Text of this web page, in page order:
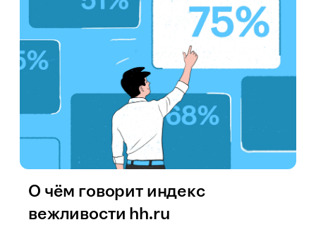
О чём говорит индекс
вежливости hh.ru